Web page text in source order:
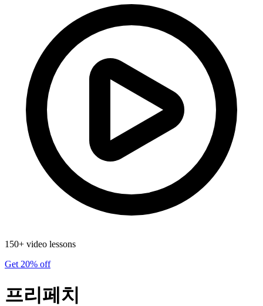
150+ video lessons
Get 20% off
프리페치